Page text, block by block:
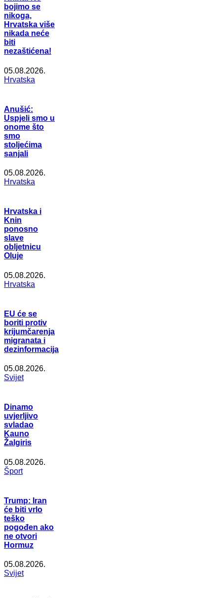
bojimo se
nikoga,
Hrvatska više
nikada neće
biti
nezaštićena!
05.08.2026.
Hrvatska
Anušić:
Uspjeli smo u
onome što
smo
stoljećima
sanjali
05.08.2026.
Hrvatska
Hrvatska i
Knin
ponosno
slave
obljetnicu
Oluje
05.08.2026.
Hrvatska
EU će se
boriti protiv
krijumčarenja
migranata i
dezinformacija
05.08.2026.
Svijet
Dinamo
uvjerljivo
svladao
Kauno
Žalgiris
05.08.2026.
Šport
Trump: Iran
će biti vrlo
teško
pogođen ako
ne otvori
Hormuz
05.08.2026.
Svijet